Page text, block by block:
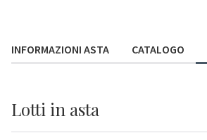
INFORMAZIONI ASTA CATALOGO
Lotti in asta